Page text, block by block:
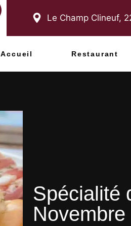
Le Champ Clineuf,
Accueil Restaurant
Spécialité